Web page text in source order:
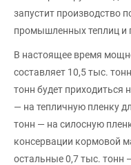
запустит производство
промышленных теплиц и
В настоящее время
составляет 10,5 тыс.
тонн будет приходиться
— на тепличную пленку
тонн — на силосную
консервации кормовой
остальные 0,7 тыс. тонн